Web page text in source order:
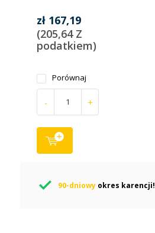
zł 167,19
(205,64 Z
podatkiem)
Porównaj
- +
90-dniowy okres karencji!